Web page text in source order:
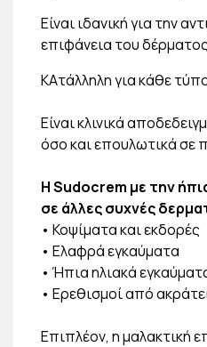
Είναι ιδανική για την
επιφάνεια του
ΚΑτάλληλη για κάθε
Είναι κλινικά
όσο και επουλωτικά σε
Η Sudocrem με την
σε άλλες συχνές
• Κοψίματα και εκδορές
• Ελαφρά εγκαύματα
• Ήπια ηλιακά
• Ερεθισμοί από
Επιπλέον, η μαλακτική